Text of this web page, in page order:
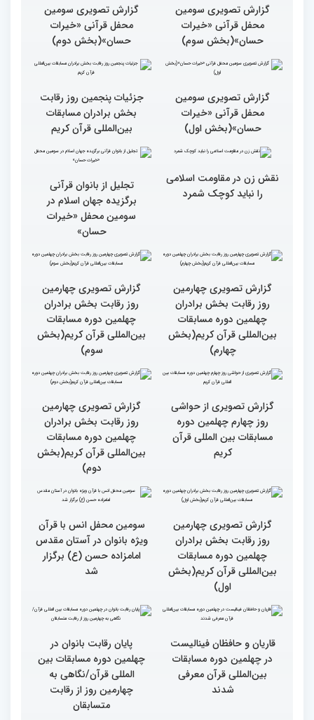
بین المللی قرآن کریم ایران است
گزارش تصویری سومین
محفل قرآنی «خیرات
حسان»(بخش سوم)
گزارش تصویری سومین
محفل قرآنی «خیرات
حسان»(بخش دوم)
گزارش تصویری سومین
جزئیات پنجمین روز رقابت
بخش برادران مسابقات
بین‌المللی قرآن کریم
نقش زن در مقاومت اسلامی
را نباید کوچک شمرد
تجلیل از بانوان قرآنی
برگزیده جهان اسلام در
سومین محفل «خیرات
حسان»
روز رقابت بخش برادران
چهلمین دوره مسابقات
بین‌المللی قرآن کریم(بخش
چهارم)
روز رقابت بخش برادران
چهلمین دوره مسابقات
بین‌المللی قرآن کریم(بخش
سوم)
روز چهارم چهلمین دوره
مسابقات بین المللی قرآن
کریم
روز رقابت بخش برادران
چهلمین دوره مسابقات
بین‌المللی قرآن کریم(بخش
دوم)
روز رقابت بخش برادران
چهلمین دوره مسابقات
بین‌المللی قرآن کریم(بخش
اول)
ویژه بانوان در آستان مقدس
امامزاده حسن (ع) برگزار
شد